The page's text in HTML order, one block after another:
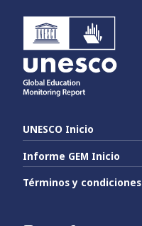
UNESCO Inicio
Informe GEM Inicio
Términos y condiciones